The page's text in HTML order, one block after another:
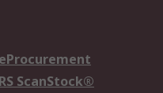
eProcurement
RS ScanStock®